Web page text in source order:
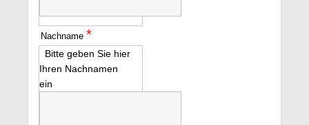
Nachname *
Bitte geben Sie hier
Ihren Nachnamen
ein